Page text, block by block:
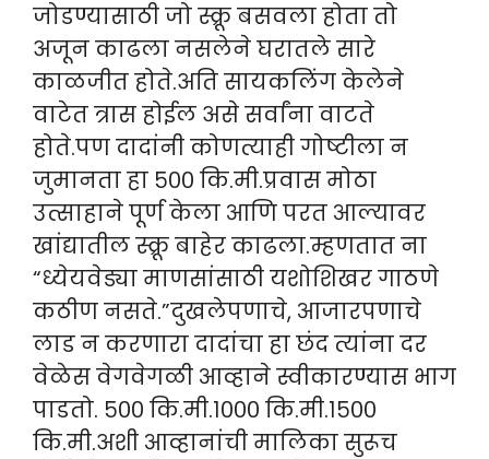
जोडण्यासाठी जो स्क्रू बसवला होता तो
अजून काढला नसलेने घरातले सारे
काळजीत होते.अति सायकलिंग केलेने
वाटेत त्रास होईल असे सर्वांना वाटते
होते.पण दादांनी कोणत्याही गोष्टीला न
जुमानता हा ५०० कि.मी.प्रवास मोठा
उत्साहाने पूर्ण केला आणि परत आल्यावर
खांद्यातील स्क्रू बाहेर काढला.म्हणतात ना
“ध्येयवेड्या माणसांसाठी यशोशिखर गाठणे
कठीण नसते.”दुखलेपणाचे, आजारपणाचे
लाड न करणारा दादांचा हा छंद त्यांना दर
वेळेस वेगवेगळी आव्हाने स्वीकारण्यास भाग
पाडतो. ५०० कि.मी.१००० कि.मी.१५००
कि.मी.अशी आव्हानांची मालिका सुरूच